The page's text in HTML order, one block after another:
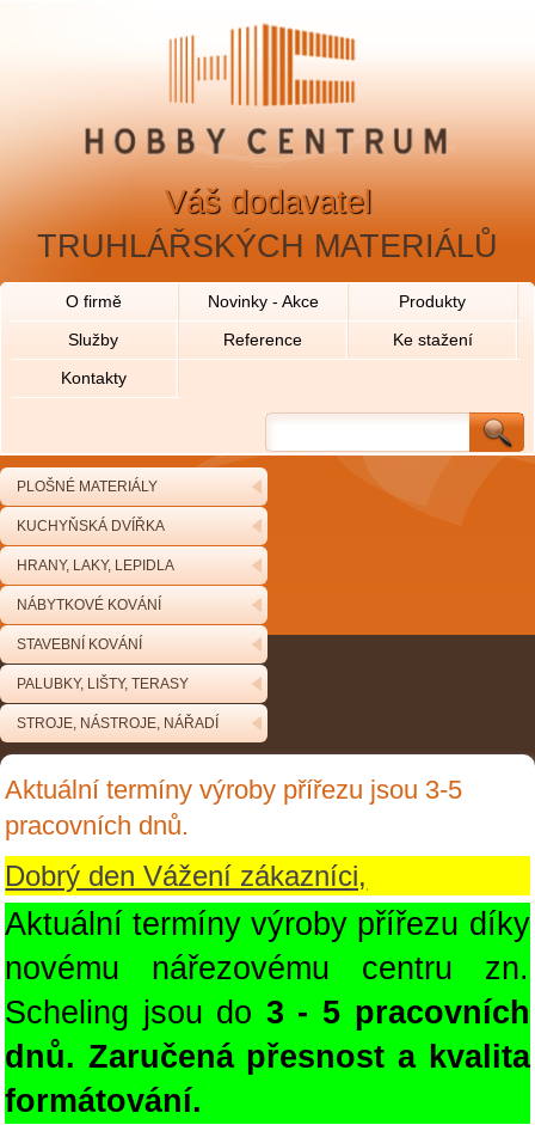
Váš dodavatel
TRUHLÁŘSKÝCH MATERIÁLŮ
O firmě Novinky - Akce
Produkty
Služby
Reference
Ke stažení
Kontakty
PLOŠNÉ MATERIÁLY
KUCHYŇSKÁ DVÍŘKA
HRANY, LAKY, LEPIDLA
NÁBYTKOVÉ KOVÁNÍ
STAVEBNÍ KOVÁNÍ
PALUBKY, LIŠTY, TERASY
STROJE, NÁSTROJE, NÁŘADÍ
Aktuální termíny výroby přířezu jsou 3-5
pracovních dnů.
Dobrý den Vážení zákazníci,
Aktuální termíny výroby přířezu díky
novému nářezovému centru zn.
Scheling jsou do 3 - 5 pracovních
dnů. Zaručená přesnost a kvalita
formátování.